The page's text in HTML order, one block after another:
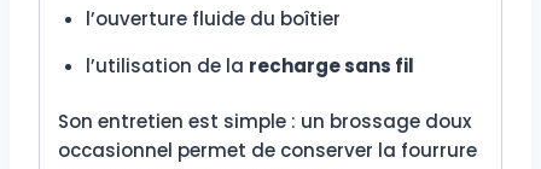
l’ouverture fluide du boîtier
l’utilisation de la recharge sans fil
Son entretien est simple : un brossage doux
occasionnel permet de conserver la fourrure